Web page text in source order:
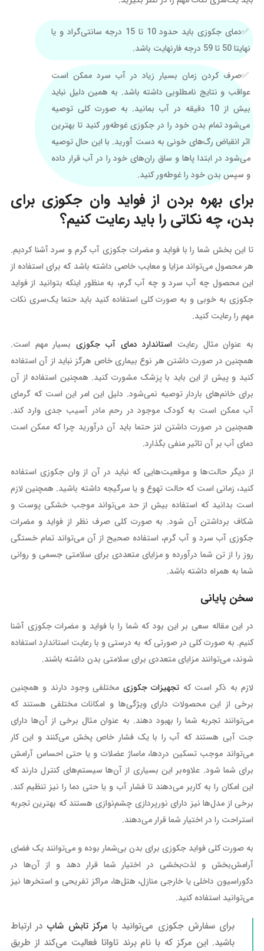
دمای جکوزی باید حدود 10 تا 15 درجه سانتی‌گراد و یا
نهایتا 50 تا 59 درجه فارنهایت باشد.
صرف کردن زمان بسیار زیاد در آب سرد ممکن است
عواقب و نتایج نامطلوبی داشته باشد. به همین دلیل نباید
بیش از 10 دقیقه در آب بمانید. به صورت کلی توصیه
می‌شود تمام بدن خود را در جکوزی غوطه‌ور کنید تا بهترین
اثر انقباض رگ‌های خونی به دست آورید. با این حال توصیه
می‌شود در ابتدا پاها و ساق‌ ران‌های خود را در آب قرار داده
و سپس بدن خود را غوطه‌ور کنید‌.
برای بهره بردن از فواید وان جکوزی برای
بدن، چه نکاتی را باید رعایت کنیم؟
تا این بخش شما را با فواید و مضرات جکوزی آب گرم و سرد آشنا کردیم‌.
هر محصول می‌تواند مزایا و معایب خاصی داشته باشد که برای استفاده از
این محصول چه آب سرد و چه آب گرم، به منظور اینکه بتوانید از فواید
جکوزی به خوبی و به صورت کلی استفاده کنید باید حتما یک‌سری نکات
مهم را رعایت کنید.
به عنوان مثال رعایت استاندارد دمای آب جکوزیبسیار مهم است.
همچنین در صورت داشتن هر نوع بیماری خاص هرگز نباید از آن استفاده
کنید و پیش از این باید با پزشک مشورت کنید‌. همچنین استفاده از آن
برای خانم‌های باردار توصیه نمی‌شود. دلیل این امر این است که گرمای
آب ممکن است به کودک موجود در رحم مادر آسیب جدی وارد کند‌.
همچنین در صورت داشتن لنز حتما باید آن درآورید چرا که ممکن است
دمای آب بر آن تاثیر منفی بگذارد.
از دیگر حالت‌ها و موقعیت‌هایی که نباید در آن از وان جکوزی استفاده
کنید، زمانی است که حالت تهوع و یا سرگیجه داشته باشید. همچنین لازم
است بدانید که استفاده بیش از حد می‌تواند موجب خشکی پوست و
شکاف برداشتن آن شود. به صورت کلی صرف نظر از فواید و مضرات
جکوزی آب سرد و آب گرم، استفاده صحیح از آن می‌تواند تمام خستگی
روز را از تن شما درآورده و مزایای متعددی برای سلامتی جسمی و روانی
شما به همراه داشته باشد.
سخن پایانی
در این مقاله سعی بر این بود که شما را با فواید و مضرات جکوزی آشنا
کنیم. به صورت کلی در صورتی که به درستی و با رعایت استاندارد استفاده
شوند، می‌توانند مزایای متعددی برای سلامتی بدن داشته باشند.
لازم به ذکر است که تجهیزات جکوزی مختلفی وجود دارند و همچنین
برخی از این محصولات دارای ویژگی‌ها و امکانات مختلفی هستند که
می‌توانند تجربه شما را بهبود دهند. به عنوان مثال برخی از آن‌ها دارای
جت آبی هستند که آب را با یک فشار خاص پخش می‌کنند و این کار
می‌تواند موجب تسکین دردها، ماساژ عضلات و یا حتی احساس آرامش
برای شما شود. علاوه‌بر این بسیاری از آن‌ها سیستم‌های کنترل دارند که
این امکان را به کاربر می‌دهند تا فشار آب و یا حتی دما را نیز تنظیم کند.
برخی از مدل‌ها نیز دارای نورپردازی چشم‌نوازی هستند که بهترین تجربه
استراحت را در اختیار شما قرار می‌دهند.
به صورت کلی فواید جکوزی برای بدن بی‌شمار بوده و می‌توانند یک فضای
آرامش‌بخش و لذت‌بخشی در اختیار شما قرار دهد و از آن‌ها در
دکوراسیون داخلی یا خارجی منازل، هتل‌ها، مراکز تفریحی و استخرها نیز
می‌توانید استفاده کنید‌.
برای سفارش جکوزی می‌توانید با مرکز تابش شاپدر ارتباط
باشید. این مرکز که با نام برند تاواتا فعالیت می‌کند از طریق